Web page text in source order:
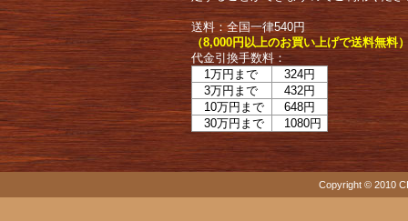
送料：全国一律540円
（8,000円以上のお買い上げで送料無料
代金引換手数料：
1万円まで
324円
3万円まで
432円
10万円まで
648円
30万円まで
1080円
Copyright © 2010